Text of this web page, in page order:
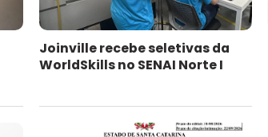
Joinville recebe seletivas da
WorldSkills no SENAI Norte I